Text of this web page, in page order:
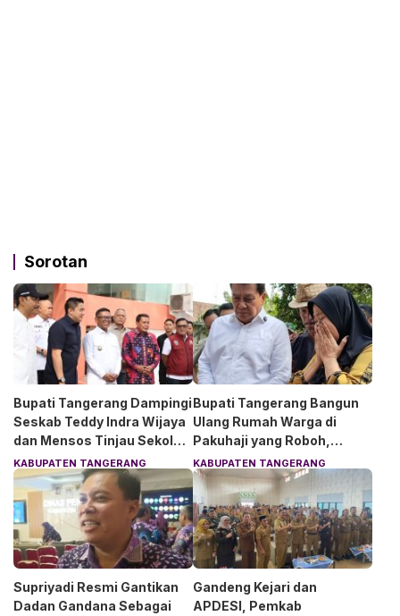
Sorotan
Bupati Tangerang Dampingi
Seskab Teddy Indra Wijaya
dan Mensos Tinjau Sekolah
Rakyat di Curug
KABUPATEN TANGERANG
Bupati Tangerang Bangun
Ulang Rumah Warga di
Pakuhaji yang Roboh,
Pemilik Menangis Haru
KABUPATEN TANGERANG
Supriyadi Resmi Gantikan
Dadan Gandana Sebagai
Gandeng Kejari dan
APDESI, Pemkab